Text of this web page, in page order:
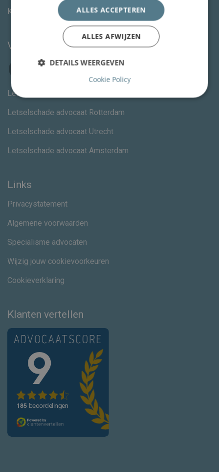
KvK: 80846254
Volg ons
Letselschade advocaat Den Haag
Letselschade advocaat Rotterdam
Letselschade advocaat Utrecht
Letselschade advocaat Amsterdam
Links
Privacystatement
Algemene voorwaarden
Specialisme advocaten
Wijzig jouw cookievoorkeuren
Cookieverklaring
Klanten vertellen
ALLES ACCEPTEREN
ALLES AFWIJZEN
DETAILS WEERGEVEN
Cookie Policy